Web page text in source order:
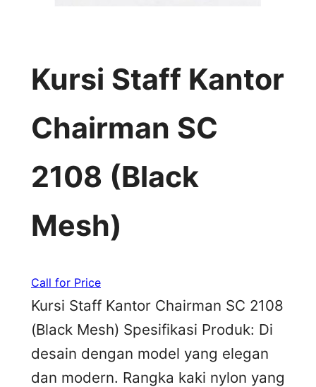
Kursi Staff Kantor
Chairman SC
2108 (Black
Mesh)
Call for Price
Kursi Staff Kantor Chairman SC 2108
(Black Mesh) Spesifikasi Produk: Di
desain dengan model yang elegan
dan modern. Rangka kaki nylon yang